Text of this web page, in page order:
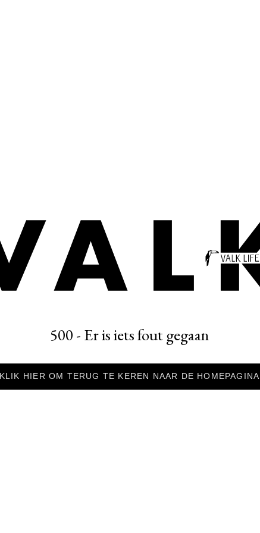
500 - Er is iets fout gegaan
KLIK HIER OM TERUG TE KEREN NAAR DE HOMEPAGINA